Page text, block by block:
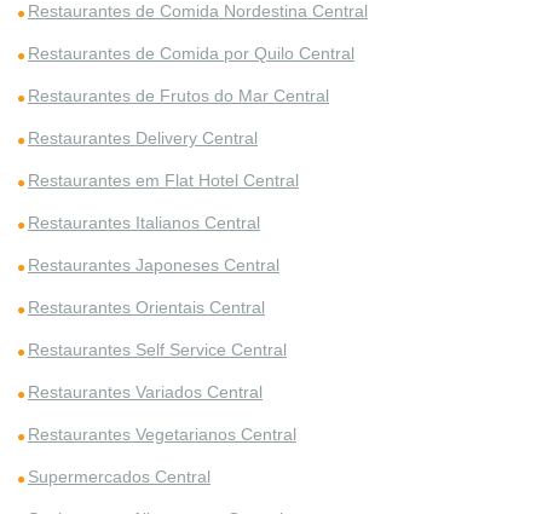
Restaurantes de Comida Nordestina Central
Restaurantes de Comida por Quilo Central
Restaurantes de Frutos do Mar Central
Restaurantes Delivery Central
Restaurantes em Flat Hotel Central
Restaurantes Italianos Central
Restaurantes Japoneses Central
Restaurantes Orientais Central
Restaurantes Self Service Central
Restaurantes Variados Central
Restaurantes Vegetarianos Central
Supermercados Central